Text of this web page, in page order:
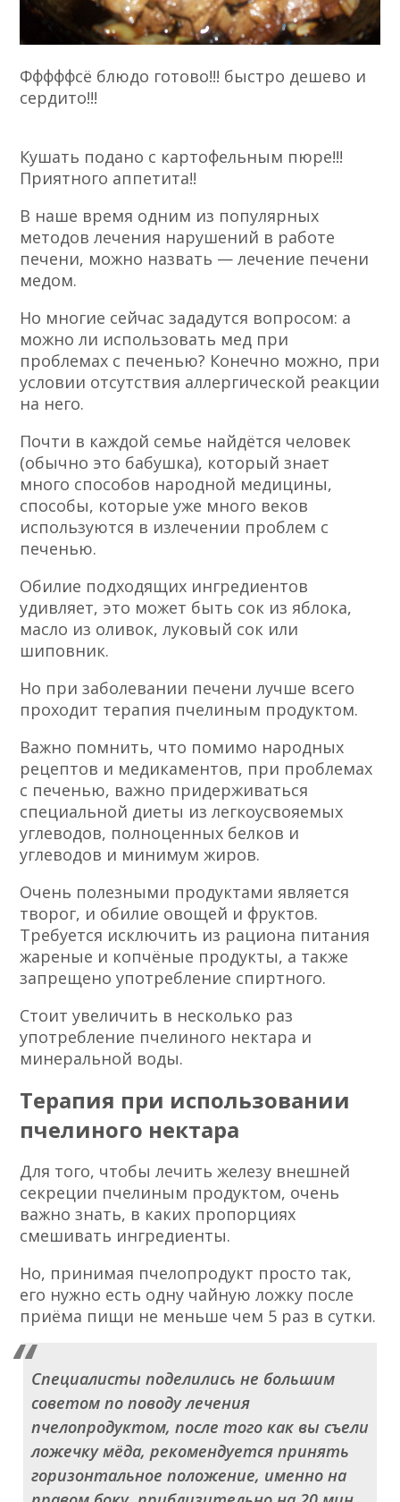
Фффффсё блюдо готово!!! быстро дешево и
сердито!!!
Кушать подано с картофельным пюре!!!
Приятного аппетита!!
В наше время одним из популярных
методов лечения нарушений в работе
печени, можно назвать — лечение печени
медом.
можно ли использовать мед при
проблемах с печенью? Конечно можно, при
условии отсутствия аллергической реакции
на него.
Почти в каждой семье найдётся человек
(обычно это бабушка), который знает
много способов народной медицины,
способы, которые уже много веков
используются в излечении проблем с
печенью.
Обилие подходящих ингредиентов
удивляет, это может быть сок из яблока,
масло из оливок, луковый сок или
шиповник.
Но при заболевании печени лучше всего
проходит терапия пчелиным продуктом.
рецептов и медикаментов, при проблемах
с печенью, важно придерживаться
специальной диеты из легкоусвояемых
углеводов и минимум жиров.
Очень полезными продуктами является
творог, и обилие овощей и фруктов.
Требуется исключить из рациона питания
жареные и копчёные продукты, а также
запрещено употребление спиртного.
Стоит увеличить в несколько раз
употребление пчелиного нектара и
минеральной воды.
Терапия при использовании
пчелиного нектара
Для того, чтобы лечить железу внешней
секреции пчелиным продуктом, очень
важно знать, в каких пропорциях
смешивать ингредиенты.